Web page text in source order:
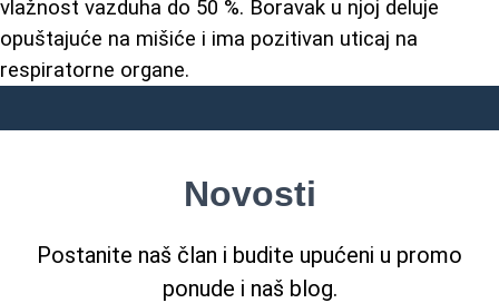
vlažnost vazduha do 50 %. Boravak u njoj deluje
opuštajuće na mišiće i ima pozitivan uticaj na
respiratorne organe.
Novosti
Postanite naš član i budite upućeni u promo
ponude i naš blog.